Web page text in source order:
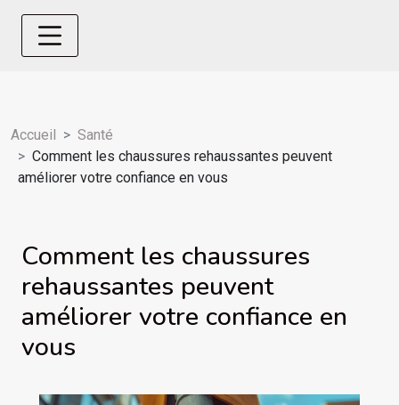
Accueil
Santé
Comment les chaussures rehaussantes peuvent
améliorer votre confiance en vous
Comment les chaussures
rehaussantes peuvent
améliorer votre confiance en
vous